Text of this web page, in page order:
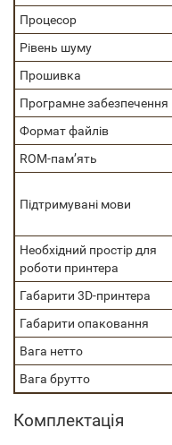
Процесор
Рівень шуму
Прошивка
Програмне забезпечення
Формат файлів
ROM-пам’ять
Підтримувані мови
Необхідний простір для
роботи принтера
Габарити 3D-принтера
Габарити опаковання
Вага нетто
Вага брутто
Комплектація